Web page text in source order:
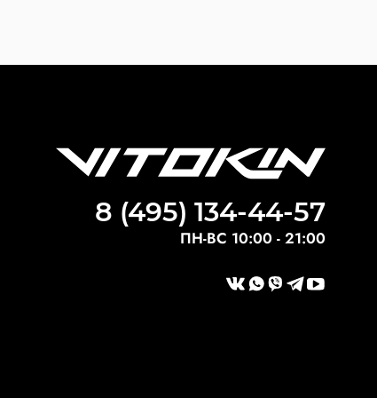
8 (495) 134-44-57
ПН-ВС 10:00 - 21:00